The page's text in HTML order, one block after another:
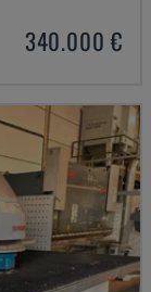
340.000 €